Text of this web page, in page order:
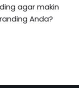
agar makin
Anda?